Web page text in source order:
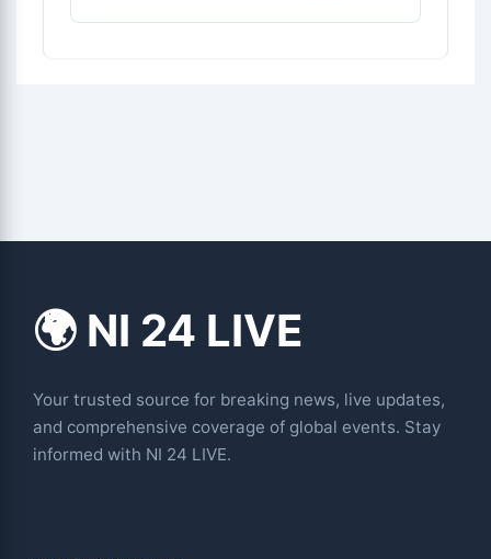
🌍 NI 24 LIVE
Your trusted source for breaking news, live updates,
and comprehensive coverage of global events. Stay
informed with NI 24 LIVE.